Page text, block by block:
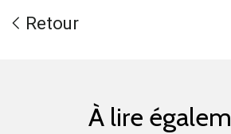
Retour
À lire